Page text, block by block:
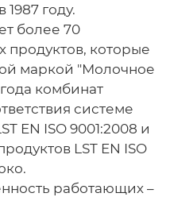
году.
более 70
которые
маркой "Молочное
комбинат
системе
EN ISO 9001:2008 и
LST EN ISO
работающих –